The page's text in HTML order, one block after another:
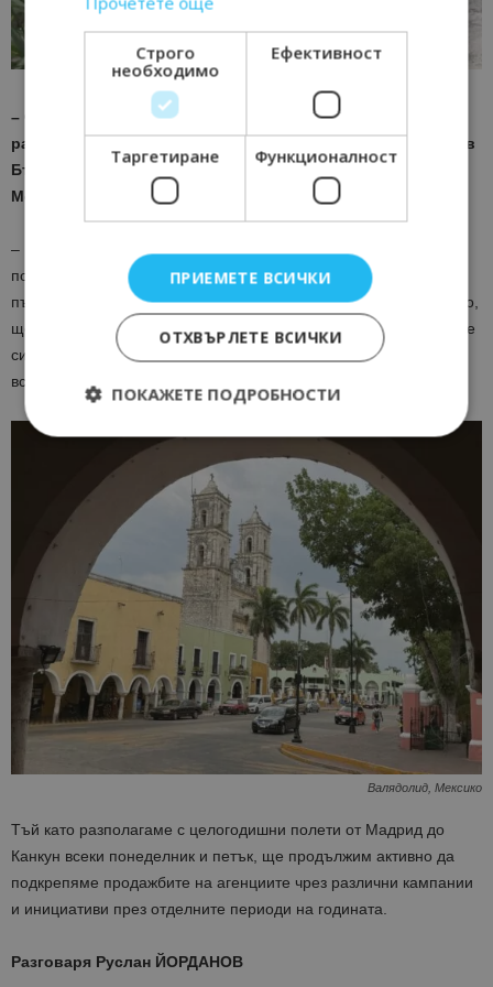
– След този инфотур какви са очакванията ви за
развитието на партньорствата с туристическите агенции в
България и как Travelplan ще подкрепя продажбите на
Мексико като целогодишна дестинация?
– Искрено се надяваме инфотурът да е бил полезен и
ползотворен за всички участници. Вярваме, че разказът от
първо лице и богатата информация, която получихме на място,
ще помогнат на туристическите агенти да увеличат продажбите
си и да бъдат максимално изчерпателни при отговорите на
всички въпроси и притеснения на туристите.
Валядолид, Мексико
Тъй като разполагаме с целогодишни полети от Мадрид до
Канкун всеки понеделник и петък, ще продължим активно да
подкрепяме продажбите на агенциите чрез различни кампании
и инициативи през отделните периоди на годината.
Разговаря Руслан ЙОРДАНОВ
Строго
необходимо
Ефективност
Таргетиране Функционалност
ПРИЕМЕТЕ ВСИЧКИ
ОТХВЪРЛЕТЕ ВСИЧКИ
ПОКАЖЕТЕ ПОДРОБНОСТИ
Строго необходимо
Ефективност
Таргетиране
Функционалност
Строго необходимите бисквитки позволяват
основната функционалност на уебсайта, като
потребителско влизане и управление на
акаунта. Уебсайтът не може да се използва
правилно без строго необходими бисквитки.
Име
Доставчик/
Домейн
Валиден
до
cookie_notice_accepted
lisandraramos.com
bgtourism.bg
7 дни
на